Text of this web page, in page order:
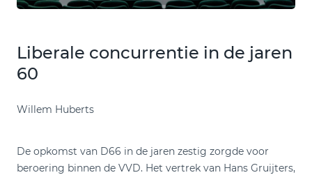
Liberale concurrentie in de jaren
60
Willem Huberts
De opkomst van D66 in de jaren zestig zorgde voor
beroering binnen de VVD. Het vertrek van Hans Gruijters,